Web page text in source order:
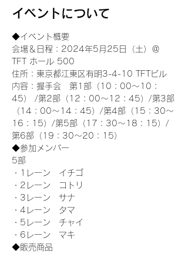
イベントについて
◆イベント概要
会場＆日程：2024年5月25日（土）＠
TFT ホール 500
住所：東京都江東区有明3-4-10 TFTビル
内容：握手会　第1部（10：00～10：
45） /第2部（12：00～12：45）/第3部
（14：00～14：45）/第4部（15：30～
16：15）/第5部（17：30～18：15）/
第6部（19：30～20：15）
◆参加メンバー
5部
・1レーン　イチゴ
・2レーン　コトリ
・3レーン　サナ
・4レーン　タマ
・5レーン　チャイ
・6レーン　マキ
◆販売商品